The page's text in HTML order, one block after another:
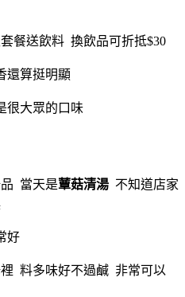
餐送飲料 換飲品可折抵$30
還算挺明顯
很大眾的口味
當天是蕈菇清湯 不知道店家
好
料多味好不過鹹 非常可以